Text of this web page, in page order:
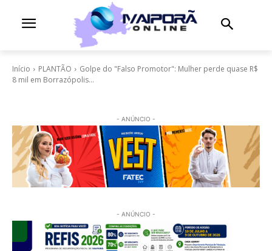
Início PLANTÃO
Golpe do "Falso Promotor": Mulher perde quase R$
8 mil em Borrazópolis...
- ANÚNCIO -
- ANÚNCIO -